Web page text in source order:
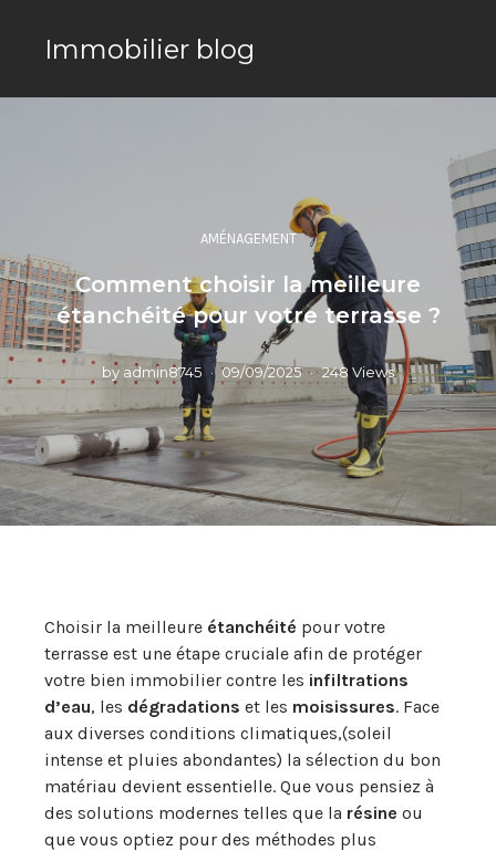
Immobilier blog
AMÉNAGEMENT
Comment choisir la meilleure
étanchéité pour votre terrasse ?
by admin8745 09/09/2025 248 Views
Choisir la meilleure étanchéité pour votre
terrasse est une étape cruciale afin de protéger
votre bien immobilier contre les infiltrations
d’eau, les dégradations et les moisissures. Face
aux diverses conditions climatiques,(soleil
intense et pluies abondantes) la sélection du bon
matériau devient essentielle. Que vous pensiez à
des solutions modernes telles que la résine ou
que vous optiez pour des méthodes plus